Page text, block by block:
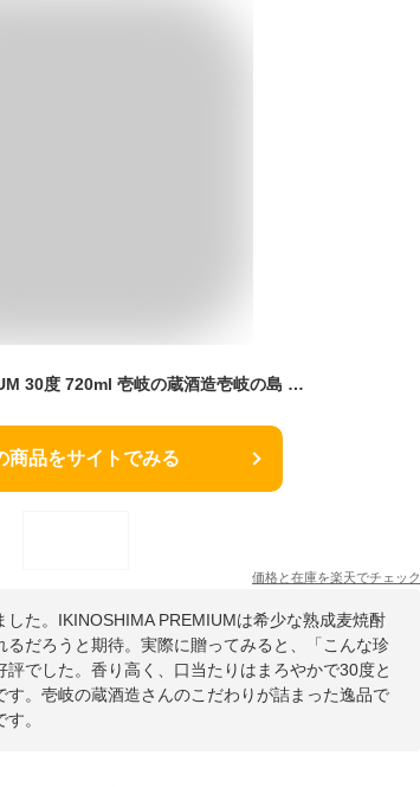
IKINOSHIMA PREMIUM 30度 720ml 壱岐の蔵酒造壱岐の島 焼酎 壱岐の焼酎 古酒 熟成酒 レア 希少 珍しい焼酎 壱岐焼酎 焼酎壱岐 長崎県 麦焼酎 壱岐 長崎 お酒 珍しい 九州焼酎 高級焼酎 稀少 九州 麦 焼酎 ギフト 壱岐島 酒 母の日 お 酒好き プレゼント 贈り物 男性 女性
商品をサイトでみる
価格と在庫を楽天でチェック
た。IKINOSHIMA PREMIUMは希少な熟成麦焼酎
だろうと期待。実際に贈ってみると、「こんな珍
でした。香り高く、口当たりはまろやかで30度と
。壱岐の蔵酒造さんのこだわりが詰まった逸品で
。